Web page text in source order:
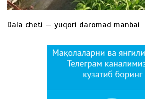
Dala cheti — yuqori daromad manbai